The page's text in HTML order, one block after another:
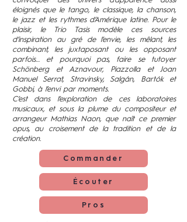
éloignés que le tango, le classique, la chanson,
le jazz et les rythmes d’Amérique latine. Pour le
plaisir, le Trio Tasis modèle ces sources
d’inspiration au gré de l’envie, les mêlant, les
combinant, les juxtaposant ou les opposant
parfois… et pourquoi pas, faire se tutoyer
Schönberg et Aznavour, Piazzolla et Joan
Manuel Serrat, Stravinsky, Salgán, Bartók et
Gobbi, à l’envi par moments.
C’est dans l’exploration de ces laboratoires
musicaux, et sous la plume du compositeur et
arrangeur Mathias Naon, que naît ce premier
opus, au croisement de la tradition et de la
création.
Commander
Écouter
Pros